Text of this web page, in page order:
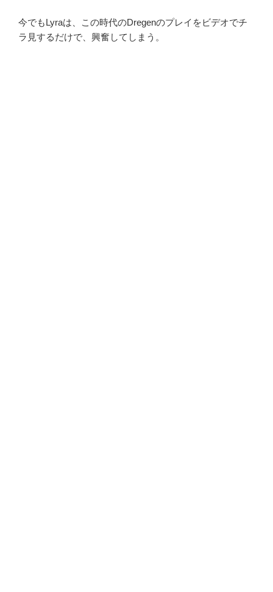
今でもLyraは、この時代のDregenのプレイをビデオでチ
ラ見するだけで、興奮してしまう。